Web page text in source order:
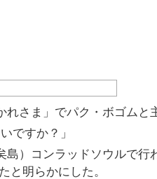
れさま」でパク・ボゴムと
ですか？」
）コンラッドソウルで行
と明らかにした。